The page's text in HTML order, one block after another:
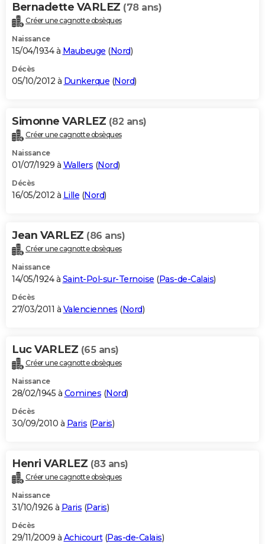
Bernadette VARLEZ (78 ans)
Créer une cagnotte obsèques
Naissance
15/04/1934 à Maubeuge (Nord)
Décès
05/10/2012 à Dunkerque (Nord)
Simonne VARLEZ (82 ans)
Créer une cagnotte obsèques
Naissance
01/07/1929 à Wallers (Nord)
Décès
16/05/2012 à Lille (Nord)
Jean VARLEZ (86 ans)
Créer une cagnotte obsèques
Naissance
14/05/1924 à Saint-Pol-sur-Ternoise (Pas-de-Calais)
Décès
27/03/2011 à Valenciennes (Nord)
Luc VARLEZ (65 ans)
Créer une cagnotte obsèques
Naissance
28/02/1945 à Comines (Nord)
Décès
30/09/2010 à Paris (Paris)
Henri VARLEZ (83 ans)
Créer une cagnotte obsèques
Naissance
31/10/1926 à Paris (Paris)
Décès
29/11/2009 à Achicourt(Pas-de-Calais)